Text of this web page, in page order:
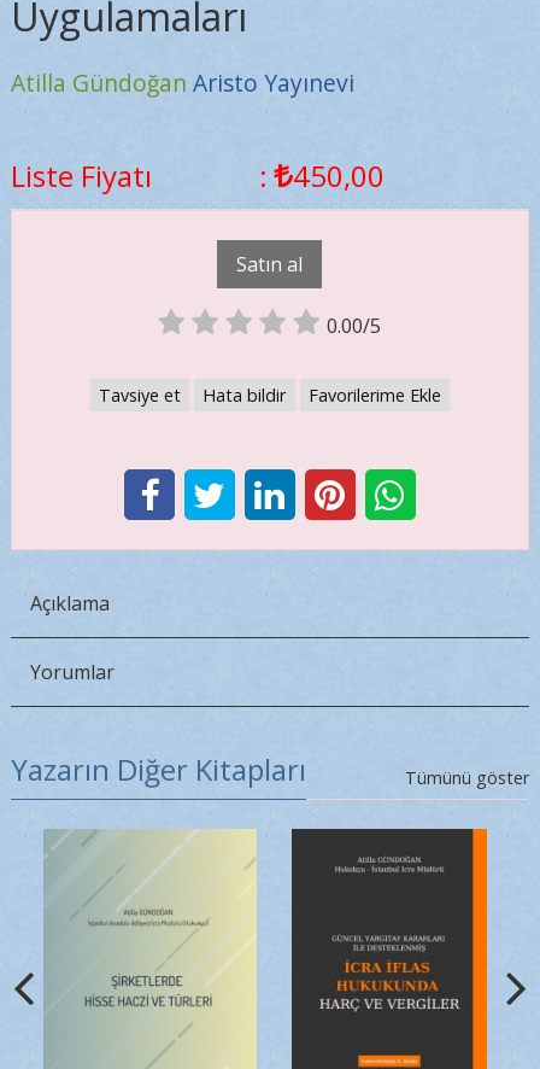
Uygulamaları
Atilla Gündoğan Aristo Yayınevi
Liste Fiyatı : 450,00
Satın al
0.00/5
Tavsiye et Hata bildir Favorilerime Ekle
Açıklama
Yorumlar
Yazarın Diğer Kitapları Tümünü göster